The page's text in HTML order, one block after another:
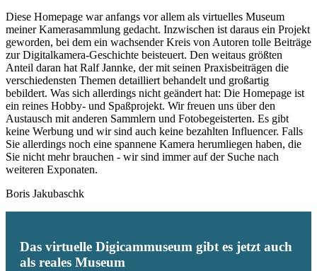
Diese Homepage war anfangs vor allem als virtuelles Museum
meiner Kamerasammlung gedacht. Inzwischen ist daraus ein Projekt
geworden, bei dem ein wachsender Kreis von Autoren tolle Beiträge
zur Digitalkamera-Geschichte beisteuert. Den weitaus größten
Anteil daran hat Ralf Jannke, der mit seinen Praxisbeiträgen die
verschiedensten Themen detailliert behandelt und großartig
bebildert. Was sich allerdings nicht geändert hat: Die Homepage ist
ein reines Hobby- und Spaßprojekt. Wir freuen uns über den
Austausch mit anderen Sammlern und Fotobegeisterten. Es gibt
keine Werbung und wir sind auch keine bezahlten Influencer. Falls
Sie allerdings noch eine spannene Kamera herumliegen haben, die
Sie nicht mehr brauchen - wir sind immer auf der Suche nach
weiteren Exponaten.
Boris Jakubaschk
Das virtuelle Digicammuseum gibt es jetzt auch
als reales Museum